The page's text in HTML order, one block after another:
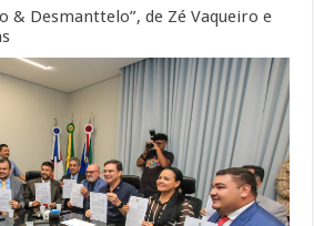
& Desmanttelo”, de Zé Vaqueiro e